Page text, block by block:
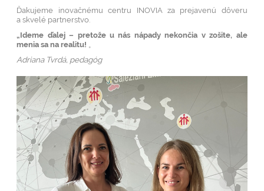
Ďakujeme inovačnému centru INOVIA za prejavenú dôveru
a skvelé partnerstvo.
„Ideme ďalej – pretože u nás nápady nekončia v zošite, ale
menia sa na realitu!
Adriana Tvrdá, pedagóg